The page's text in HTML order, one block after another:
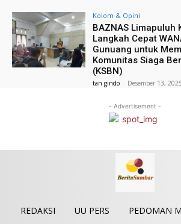
Kolom & Opini
BAZNAS Limapuluh
Langkah Cepat
Gunuang untuk
Komunitas Siaga
(KSBN)
tan gindo - Desember 13, 2025
- Advertisement -
REDAKSI UU PERS PEDOMAN